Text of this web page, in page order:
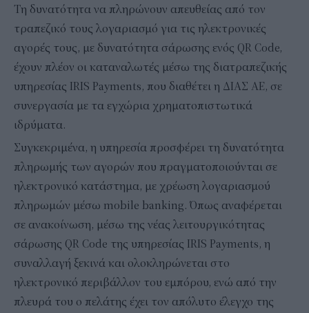
Τη δυνατότητα να πληρώνουν απευθείας από τον
τραπεζικό τους λογαριασμό για τις ηλεκτρονικές
αγορές τους, με δυνατότητα σάρωσης ενός QR Code,
έχουν πλέον οι καταναλωτές μέσω της διατραπεζικής
υπηρεσίας IRIS Payments, που διαθέτει η ΔΙΑΣ ΑΕ, σε
συνεργασία με τα εγχώρια χρηματοπιστωτικά
ιδρύματα.
Συγκεκριμένα, η υπηρεσία προσφέρει τη δυνατότητα
πληρωμής των αγορών που πραγματοποιούνται σε
ηλεκτρονικό κατάστημα, με χρέωση λογαριασμού
πληρωμών μέσω mobile banking. Όπως αναφέρεται
σε ανακοίνωση, μέσω της νέας λειτουργικότητας
σάρωσης QR Code της υπηρεσίας IRIS Payments, η
συναλλαγή ξεκινά και ολοκληρώνεται στο
ηλεκτρονικό περιβάλλον του εμπόρου, ενώ από την
πλευρά του ο πελάτης έχει τον απόλυτο έλεγχο της